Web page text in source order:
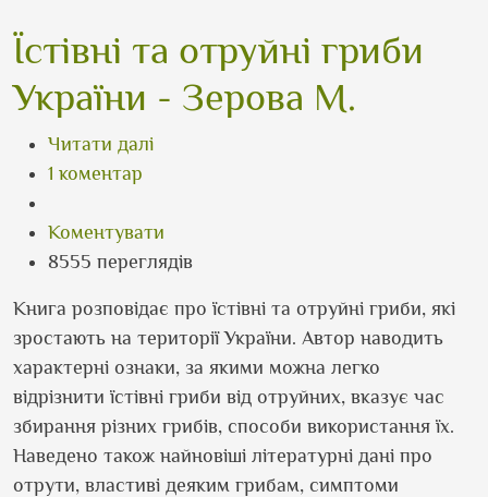
Їстівні та отруйні гриби
України - Зерова М.
Читати даліпро Їстівні та отруйні гриби
1 коментар
Коментувати
8555 переглядів
Книга розповідає про їстівні та отруйні гриби, які
зростають на території України. Автор наводить
характерні ознаки, за якими можна легко
відрізнити їстівні гриби від отруйних, вказує час
збирання різних грибів, способи використання їх.
Наведено також найновіші літературні дані про
отрути, властиві деяким грибам, симптоми